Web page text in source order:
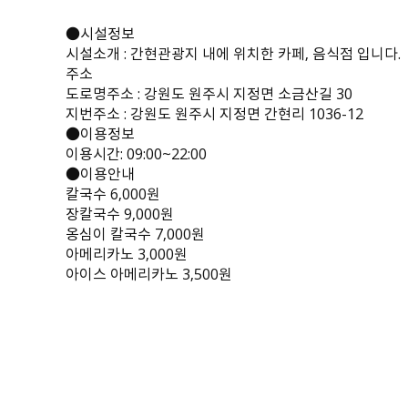
●시설정보
시설소개 : 간현관광지 내에 위치한 카페, 음식점 입니다.
주소
도로명주소 : 강원도 원주시 지정면 소금산길 30
지번주소 : 강원도 원주시 지정면 간현리 1036-12
●이용정보
이용시간: 09:00~22:00
●이용안내
칼국수 6,000원
장칼국수 9,000원
옹심이 칼국수 7,000원
아메리카노 3,000원
아이스 아메리카노 3,500원